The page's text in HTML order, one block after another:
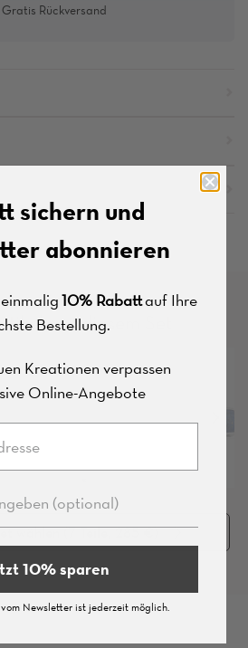
Gratis Rückversand
aus diesem Set
wählen (7Teile, 285 €)
sichern und
abonnieren
10% Rabattauf Ihre
Bestellung.
Kreationen verpassen
Online-Angebote
10% sparen
Newsletter ist jederzeit möglich.